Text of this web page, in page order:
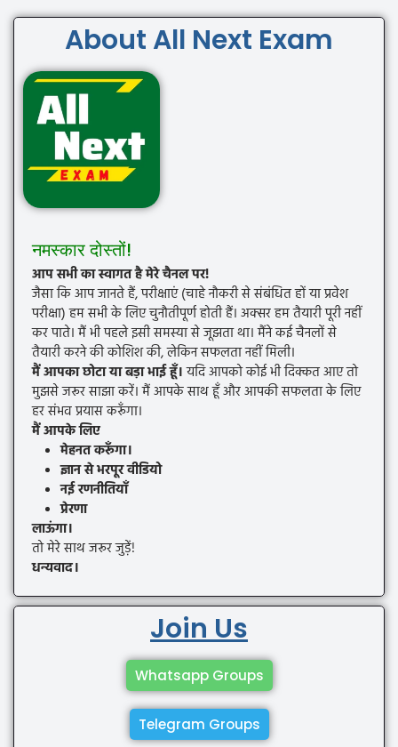
About All Next Exam
नमस्कार दोस्तों!
आप सभी का स्वागत है मेरे चैनल पर!
जैसा कि आप जानते हैं, परीक्षाएं (चाहे नौकरी से संबंधित हों या प्रवेश
परीक्षा) हम सभी के लिए चुनौतीपूर्ण होती हैं। अक्सर हम तैयारी पूरी नहीं
कर पाते। मैं भी पहले इसी समस्या से जूझता था। मैंने कई चैनलों से
तैयारी करने की कोशिश की, लेकिन सफलता नहीं मिली।
मैं आपका छोटा या बड़ा भाई हूँ।यदि आपको कोई भी दिक्कत आए तो
मुझसे जरूर साझा करें। मैं आपके साथ हूँ और आपकी सफलता के लिए
हर संभव प्रयास करूँगा।
मैं आपके लिए
मेहनत करूँगा।
ज्ञान से भरपूर वीडियो
नई रणनीतियाँ
प्रेरणा
लाऊंगा।
तो मेरे साथ जरूर जुड़ें!
धन्यवाद।
Join Us
Whatsapp Groups
Telegram Groups